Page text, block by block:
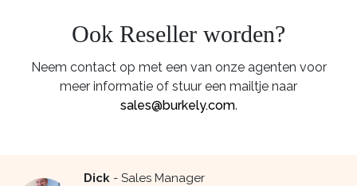
Ook Reseller worden?
Neem contact op met een van onze agenten voor
meer informatie of stuur een mailtje naar
sales@burkely.com.
Dick - Sales Manager